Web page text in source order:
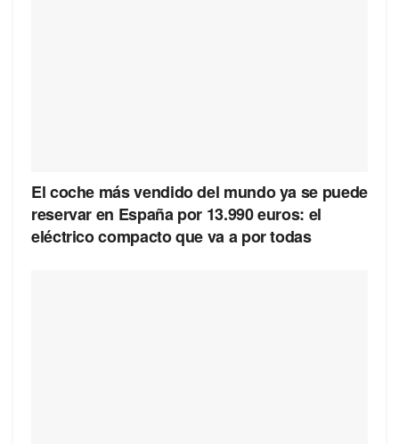
El coche más vendido del mundo ya se puede
reservar en España por 13.990 euros: el
eléctrico compacto que va a por todas